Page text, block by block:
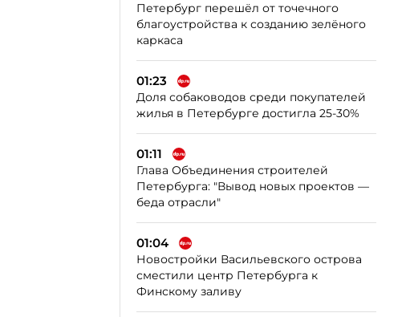
Петербург перешёл от точечного
благоустройства к созданию зелёного
каркаса
01:23
Доля собаководов среди покупателей
жилья в Петербурге достигла 25-30%
01:11
Глава Объединения строителей
Петербурга: "Вывод новых проектов —
беда отрасли"
01:04
Новостройки Васильевского острова
сместили центр Петербурга к
Финскому заливу